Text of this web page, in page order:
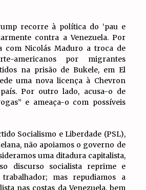
recorre à política do ‘pau e
contra a Venezuela. Por
com Nicolás Maduro a troca de
americanos por migrantes
na prisão de Bukele, em El
uma nova licença à Chevron
Por outro lado, acusa-o de
e ameaça-o com possíveis
Socialismo e Liberdade (PSL),
não apoiamos o governo de
uma ditadura capitalista,
discurso socialista reprime e
mas repudiamos a
nas costas da Venezuela, bem